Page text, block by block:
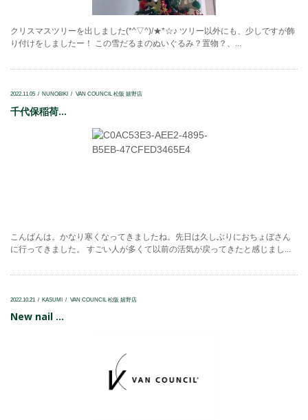
クリスマスツリーを出しました(*^▽^)/★*☆♪ ツリー以外にも、少しですが飾
り付けをしましたー！ この雪だるまのぬいぐるみ？置物？、...
2022.11.05 NUNOBIKI VAN COUNCIL 松阪 嬉野店
千代保稲荷...
こんばんは。かなり寒くなってきましたね。先日は久しぶりにおちょぼさん
に行ってきました。 すごい人が多くて以前の活気が戻ってきたと感じまし...
2022.10.21 KASUMI VAN COUNCIL 松阪 嬉野店
New nail ...